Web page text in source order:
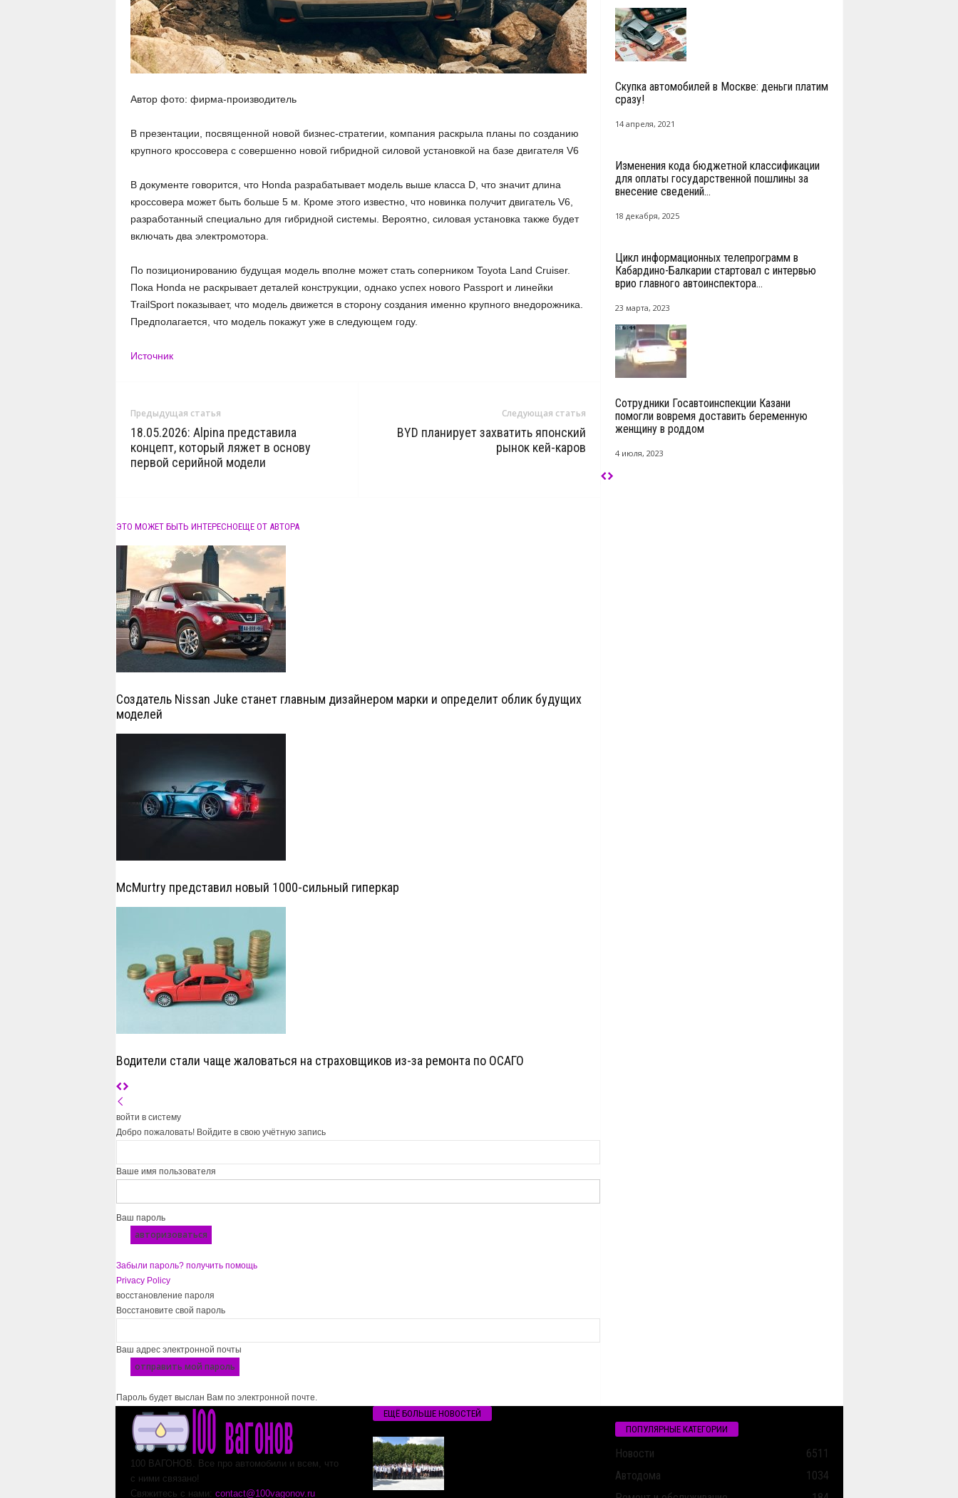
Автор фото: фирма-производитель
В презентации, посвященной новой бизнес-стратегии, компания раскрыла планы по созданию
крупного кроссовера с совершенно новой гибридной силовой установкой на базе двигателя V6
В документе говорится, что Honda разрабатывает модель выше класса D, что значит длина
кроссовера может быть больше 5 м. Кроме этого известно, что новинка получит двигатель V6,
разработанный специально для гибридной системы. Вероятно, силовая установка также будет
включать два электромотора.
По позиционированию будущая модель вполне может стать соперником Toyota Land Cruiser.
Пока Honda не раскрывает деталей конструкции, однако успех нового Passport и линейки
TrailSport показывает, что модель движется в сторону создания именно крупного внедорожника.
Предполагается, что модель покажут уже в следующем году.
Источник
Предыдущая статья
18.05.2026: Alpina представила
концепт, который ляжет в основу
первой серийной модели
Следующая статья
BYD планирует захватить японский
рынок кей-каров
ЭТО МОЖЕТ БЫТЬ ИНТЕРЕСНОЕЩЕ ОТ АВТОРА
Создатель Nissan Juke станет главным дизайнером марки и определит облик будущих
моделей
McMurtry представил новый 1000-сильный гиперкар
Водители стали чаще жаловаться на страховщиков из-за ремонта по ОСАГО
войти в систему
Добро пожаловать! Войдите в свою учётную запись
Ваше имя пользователя
Ваш пароль
Забыли пароль? получить помощь
Privacy Policy
восстановление пароля
Восстановите свой пароль
Ваш адрес электронной почты
Пароль будет выслан Вам по электронной почте.
Скупка автомобилей в Москве: деньги платим
сразу!
14 апреля, 2021
Изменения кода бюджетной классификации
для оплаты государственной пошлины за
внесение сведений...
18 декабря, 2025
Цикл информационных телепрограмм в
Кабардино-Балкарии стартовал с интервью
врио главного автоинспектора...
23 марта, 2023
Сотрудники Госавтоинспекции Казани
помогли вовремя доставить беременную
женщину в роддом
4 июля, 2023
100 ВАГОНОВ. Все про автомобили и всем, что
с ними связано!
Свяжитесь с нами: contact@100vagonov.ru
ЕЩЁ БОЛЬШЕ НОВОСТЕЙ
ПОПУЛЯРНЫЕ КАТЕГОРИИ
Новости
6511
Автодома
1034